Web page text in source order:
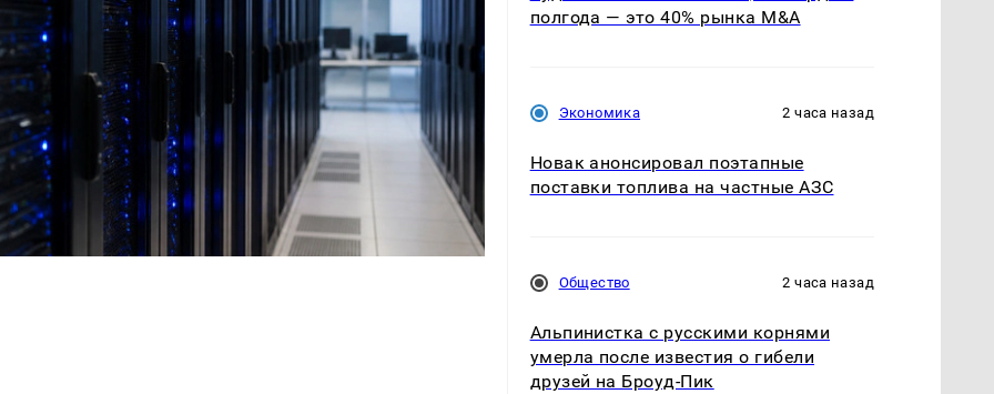
полгода — это 40% рынка M&A
Экономика 2 часа назад
Новак анонсировал поэтапные
поставки топлива на частные АЗС
Общество 2 часа назад
Альпинистка с русскими корнями
умерла после известия о гибели
друзей на Броуд-Пик